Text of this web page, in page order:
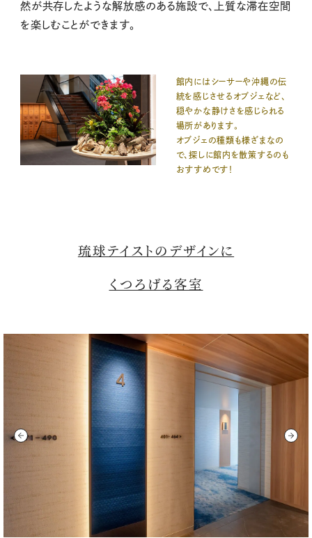
然が共存したような解放感のある施設で、上質な滞在空間
を楽しむことができます。
館内にはシーサーや沖縄の伝
統を感じさせるオブジェなど、
穏やかな静けさを感じられる
場所があります。
オブジェの種類も様ざまなの
で、探しに館内を散策するのも
おすすめです！
琉球テイストのデザインに
くつろげる客室